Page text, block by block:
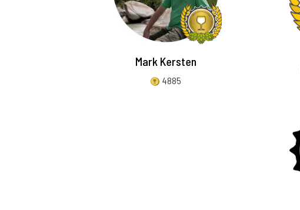
Mark Kersten
4885